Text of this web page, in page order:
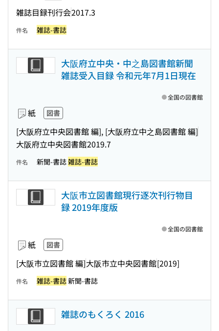
雑誌目録刊行会2017.3
件名 雑誌-書誌
大阪府立中央・中之島図書館新聞
雑誌受入目録 令和元年7月1日現在
紙 図書
[大阪府立中央図書館 編], [大阪府立中之島図書館 編]
大阪府立中央図書館2019.7
全国の図書館
件名 新聞-書誌雑誌-書誌
大阪市立図書館現行逐次刊行物目
録 2019年度版
紙 図書
[大阪市立図書館 編]大阪市立中央図書館[2019]
全国の図書館
件名 雑誌-書誌新聞-書誌
雑誌のもくろく 2016